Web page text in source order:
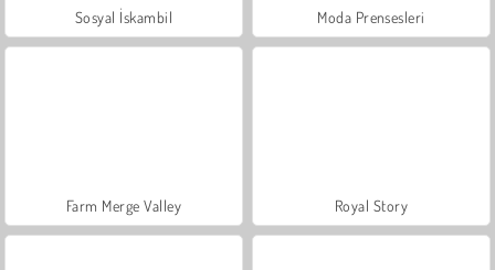
Sosyal İskambil Moda Prensesleri
Farm Merge Valley Royal Story